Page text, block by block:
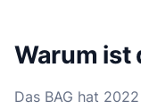
Warum ist
Das BAG hat